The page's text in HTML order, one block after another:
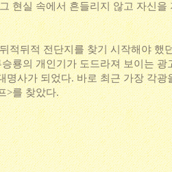
현실 속에서 흔들리지 않고 자신
적뒤적 전단지를 찾기 시작해야 했
룡의 개인기가 도드라져 보이는
명사가 되었다. 바로 최근 가장 각
>를 찾았다.